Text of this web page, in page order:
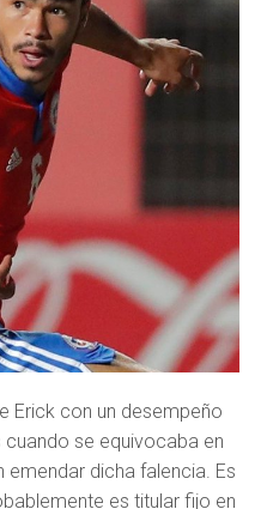
Erick con un desempeño
se equivocaba en
emendar dicha falencia. Es
es titular fijo en